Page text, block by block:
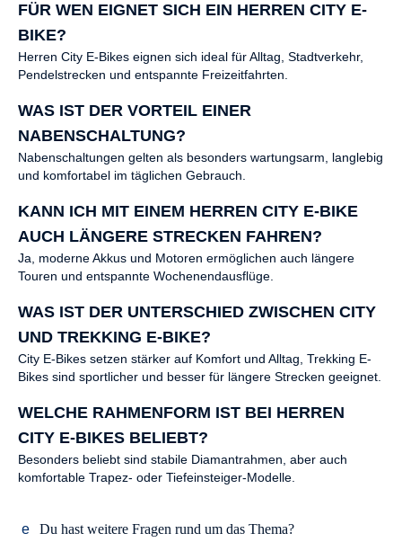
FÜR WEN EIGNET SICH EIN HERREN CITY E-
BIKE?
Herren City E-Bikes eignen sich ideal für Alltag, Stadtverkehr,
Pendelstrecken und entspannte Freizeitfahrten.
WAS IST DER VORTEIL EINER
NABENSCHALTUNG?
Nabenschaltungen gelten als besonders wartungsarm, langlebig
und komfortabel im täglichen Gebrauch.
KANN ICH MIT EINEM HERREN CITY E-BIKE
AUCH LÄNGERE STRECKEN FAHREN?
Ja, moderne Akkus und Motoren ermöglichen auch längere
Touren und entspannte Wochenendausflüge.
WAS IST DER UNTERSCHIED ZWISCHEN CITY
UND TREKKING E-BIKE?
City E-Bikes setzen stärker auf Komfort und Alltag, Trekking E-
Bikes sind sportlicher und besser für längere Strecken geeignet.
WELCHE RAHMENFORM IST BEI HERREN
CITY E-BIKES BELIEBT?
Besonders beliebt sind stabile Diamantrahmen, aber auch
komfortable Trapez- oder Tiefeinsteiger-Modelle.
Du hast weitere Fragen rund um das Thema?